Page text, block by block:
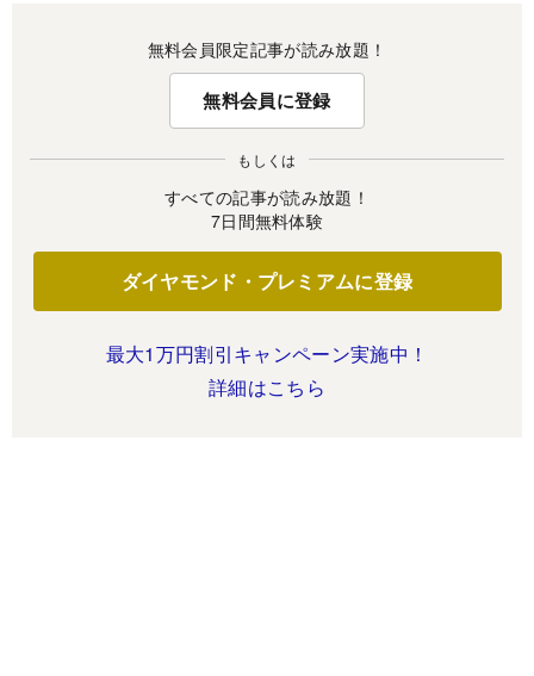
無料会員限定記事が読み放題！
無料会員に登録
もしくは
すべての記事が読み放題！
7日間無料体験
ダイヤモンド・プレミアムに登録
最大1万円割引キャンペーン実施中！
詳細はこちら